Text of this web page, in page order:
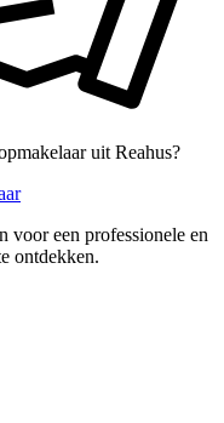
uit Reahus?
voor een professionele en
ontdekken.